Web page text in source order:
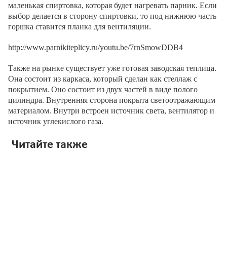
маленькая спиртовка, которая будет нагревать парник. Если
выбор делается в сторону спиртовки, то под нижнюю часть
горшка ставится планка для вентиляции.
http://www.parnikiteplicy.ru/youtu.be/7rnSmowDDB4
Также на рынке существует уже готовая заводская теплица.
Она состоит из каркаса, который сделан как стеллаж с
покрытием. Оно состоит из двух частей в виде полого
цилиндра. Внутренняя сторона покрыта светоотражающим
материалом. Внутри встроен источник света, вентилятор и
источник углекислого газа.
Читайте также